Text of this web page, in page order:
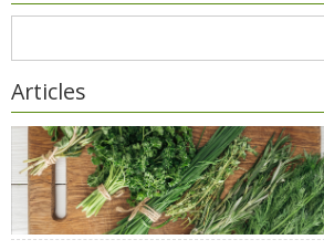
Articles